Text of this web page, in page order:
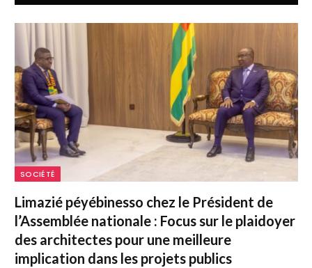
SOCIÉTÉ
Limazié péyébinesso chez le Président de
l’Assemblée nationale : Focus sur le plaidoyer
des architectes pour une meilleure
implication dans les projets publics